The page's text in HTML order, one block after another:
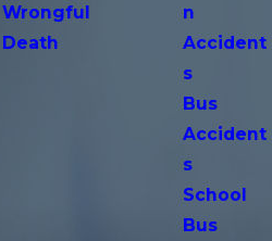
Wrongful
Death
n
Accident
s
Bus
Accident
s
School
Bus